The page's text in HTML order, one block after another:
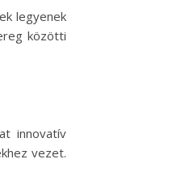
legyenek
közötti
innovatív
vezet.